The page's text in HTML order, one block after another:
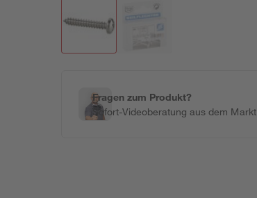
Fragen zum Produkt?
Sofort-Videoberatung aus dem Markt